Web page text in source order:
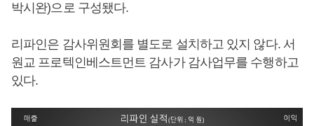
박시완)으로 구성됐다.
리파인은 감사위원회를 별도로 설치하고 있지 않다. 서
원교 프로텍인베스트먼트 감사가 감사업무를 수행하고
있다.